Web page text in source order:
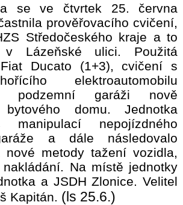
se ve čtvrtek 25. června
prověřovacího cvičení,
Středočeského kraje a to
Lázeňské ulici. Použitá
Ducato (1+3), cvičení s
elektroautomobilu
podzemní garáži nově
bytového domu. Jednotka
manipulací nepojízdného
a dále následovalo
nové metody tažení vozidla,
Na místě jednotky
a JSDH Zlonice. Velitel
Kapitán. (ls 25.6.)